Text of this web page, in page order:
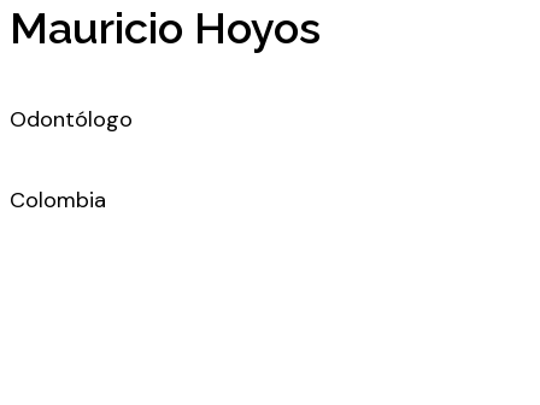
Mauricio Hoyos
Odontólogo
Colombia